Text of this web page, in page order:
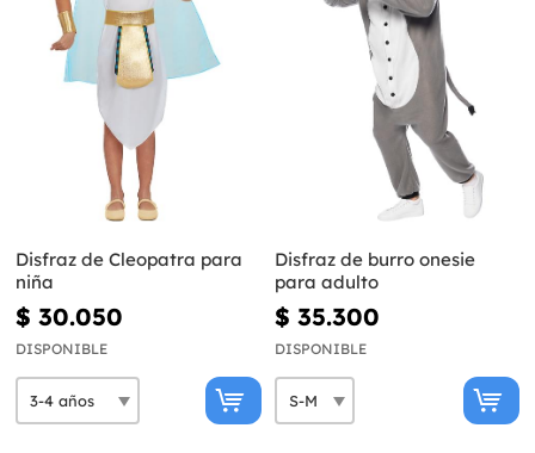
Disfraz de Cleopatra para
niña
$ 30.050
DISPONIBLE
Disfraz de burro onesie
para adulto
$ 35.300
DISPONIBLE